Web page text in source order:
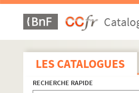
LES CATALOGUES
RECHERCHE RAPIDE
H-IMAR-18-32-75. Veran,
H-IMAR-18-32-76.
H-IMAR-18-33-77. Verena,
H-IMAR-18-34-78. Saint
H-IMAR-18-68-185. Saint